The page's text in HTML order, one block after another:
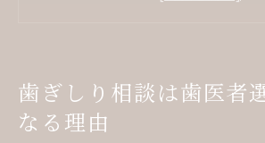
大阪府大阪市中央区安土町で安
療法
歯ぎしり相談は歯医者
なる理由